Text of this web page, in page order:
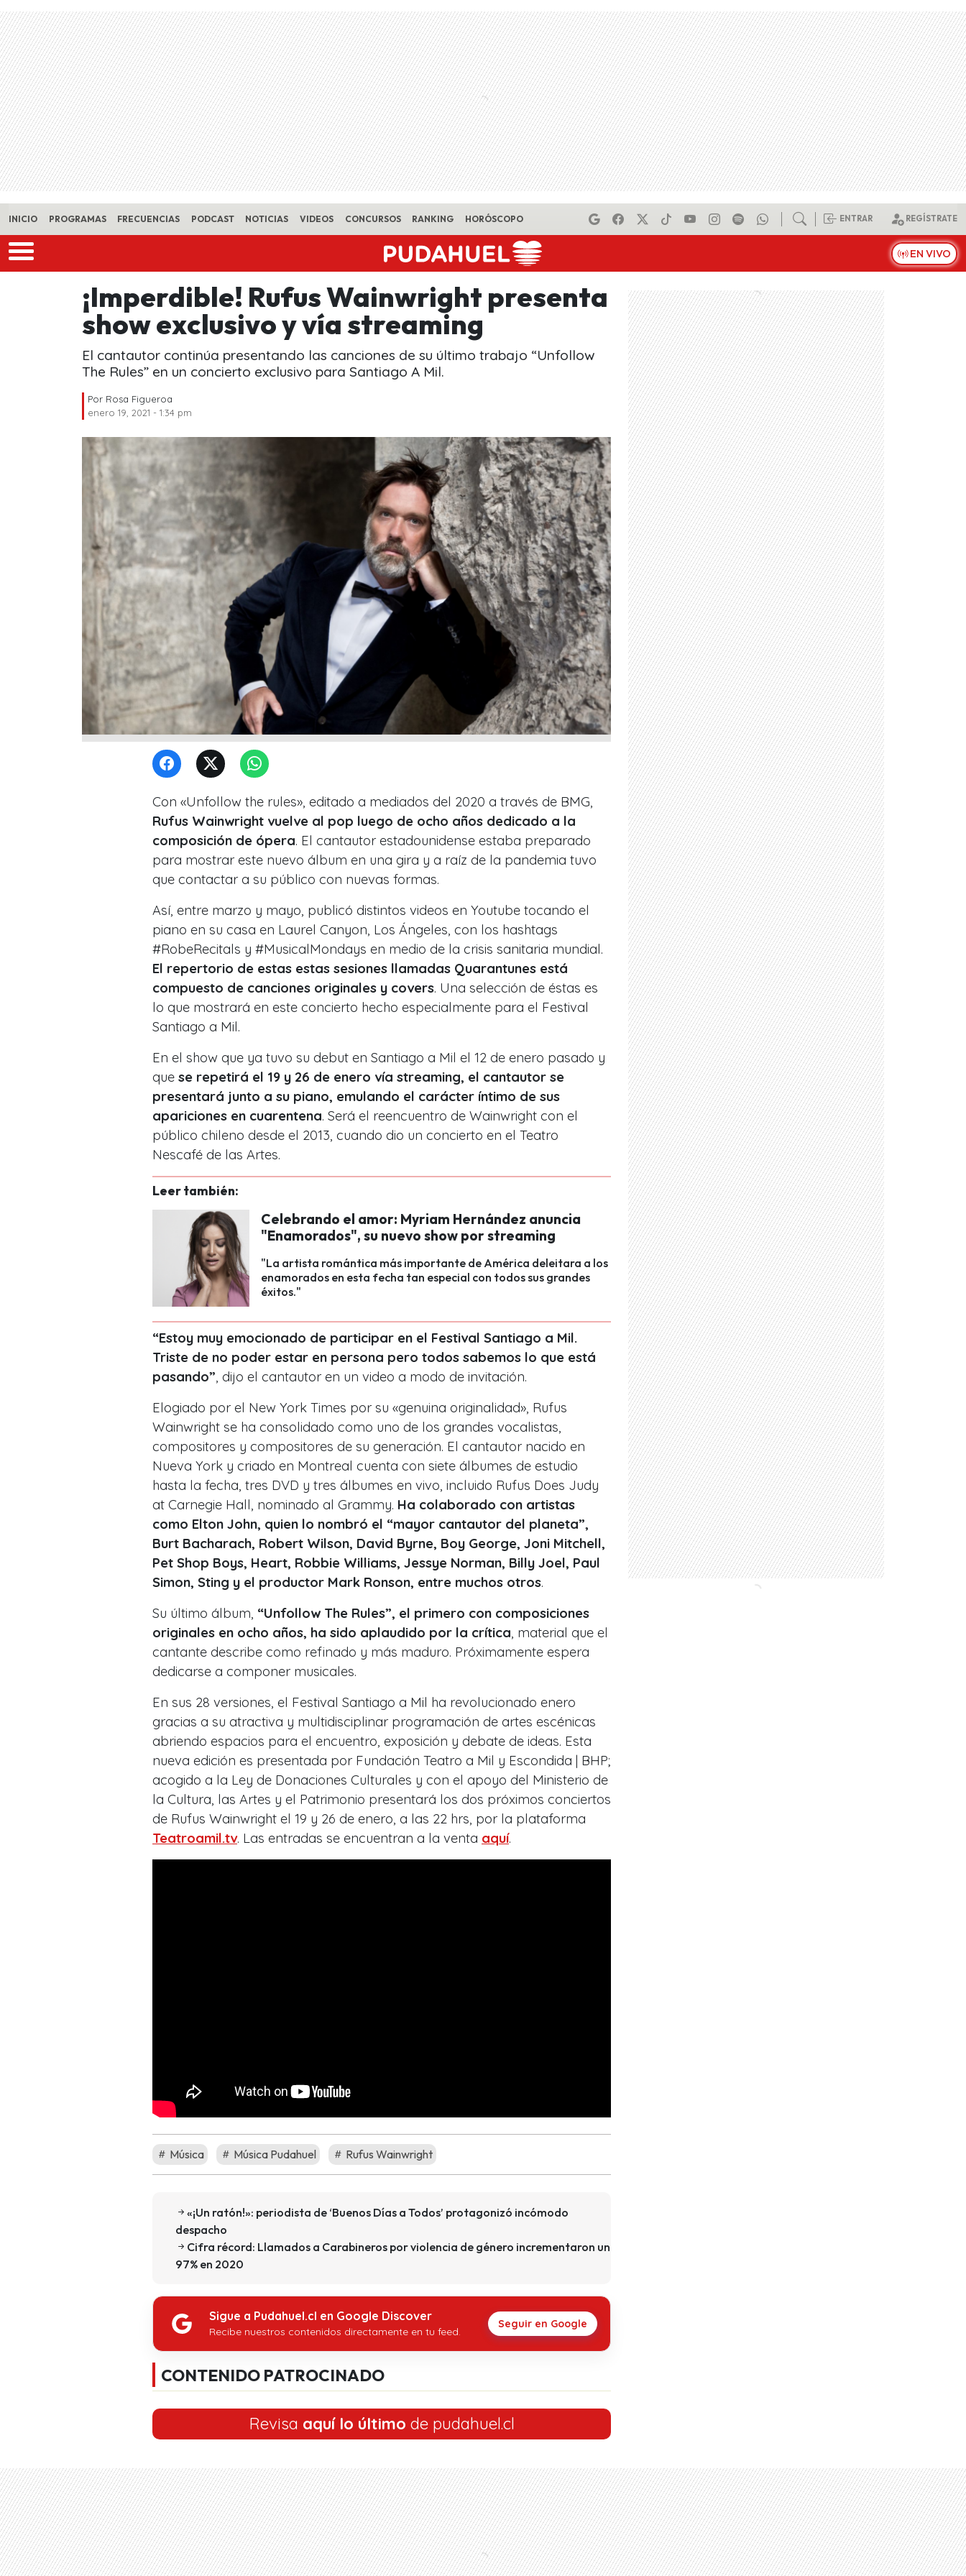
Skip to main content
INICIO PROGRAMAS FRECUENCIAS PODCAST NOTICIAS VIDEOS CONCURSOS RANKING HORÓSCOPO ENTRAR REGÍSTRATE
EN VIVO
¡Imperdible! Rufus Wainwright presenta
show exclusivo y vía streaming
El cantautor continúa presentando las canciones de su último trabajo “Unfollow
The Rules” en un concierto exclusivo para Santiago A Mil.
Por Rosa Figueroa
enero 19, 2021 - 1:34 pm
Con «Unfollow the rules», editado a mediados del 2020 a través de BMG,
Rufus Wainwright vuelve al pop luego de ocho años dedicado a la
composición de ópera. El cantautor estadounidense estaba preparado
para mostrar este nuevo álbum en una gira y a raíz de la pandemia tuvo
que contactar a su público con nuevas formas.
Así, entre marzo y mayo, publicó distintos videos en Youtube tocando el
piano en su casa en Laurel Canyon, Los Ángeles, con los hashtags
#RobeRecitals y #MusicalMondays en medio de la crisis sanitaria mundial.
El repertorio de estas estas sesiones llamadas Quarantunes está
compuesto de canciones originales y covers. Una selección de éstas es
lo que mostrará en este concierto hecho especialmente para el Festival
Santiago a Mil.
En el show que ya tuvo su debut en Santiago a Mil el 12 de enero pasado y
que se repetirá el 19 y 26 de enero vía streaming, el cantautor se
presentará junto a su piano, emulando el carácter íntimo de sus
apariciones en cuarentena. Será el reencuentro de Wainwright con el
público chileno desde el 2013, cuando dio un concierto en el Teatro
Nescafé de las Artes.
Leer también:
Celebrando el amor: Myriam Hernández anuncia
"Enamorados", su nuevo show por streaming
"La artista romántica más importante de América deleitara a los
enamorados en esta fecha tan especial con todos sus grandes
éxitos."
“Estoy muy emocionado de participar en el Festival Santiago a Mil.
Triste de no poder estar en persona pero todos sabemos lo que está
pasando” , dijo el cantautor en un video a modo de invitación.
Elogiado por el New York Times por su «genuina originalidad», Rufus
Wainwright se ha consolidado como uno de los grandes vocalistas,
compositores y compositores de su generación. El cantautor nacido en
Nueva York y criado en Montreal cuenta con siete álbumes de estudio
hasta la fecha, tres DVD y tres álbumes en vivo, incluido Rufus Does Judy
at Carnegie Hall, nominado al Grammy. Ha colaborado con artistas
como Elton John, quien lo nombró el “mayor cantautor del planeta”,
Burt Bacharach, Robert Wilson, David Byrne, Boy George, Joni Mitchell,
Pet Shop Boys, Heart, Robbie Williams, Jessye Norman, Billy Joel, Paul
Simon, Sting y el productor Mark Ronson, entre muchos otros.
Su último álbum, “Unfollow The Rules”, el primero con composiciones
originales en ocho años, ha sido aplaudido por la crítica , material que el
cantante describe como refinado y más maduro. Próximamente espera
dedicarse a componer musicales.
En sus 28 versiones, el Festival Santiago a Mil ha revolucionado enero
gracias a su atractiva y multidisciplinar programación de artes escénicas
abriendo espacios para el encuentro, exposición y debate de ideas. Esta
nueva edición es presentada por Fundación Teatro a Mil y Escondida | BHP;
acogido a la Ley de Donaciones Culturales y con el apoyo del Ministerio de
la Cultura, las Artes y el Patrimonio presentará los dos próximos conciertos
de Rufus Wainwright el 19 y 26 de enero, a las 22 hrs, por la plataforma
Teatroamil.tv. Las entradas se encuentran a la venta aquí.
Música Música Pudahuel Rufus Wainwright
«¡Un ratón!»: periodista de ‘Buenos Días a Todos’ protagonizó incómodo
despacho
Cifra récord: Llamados a Carabineros por violencia de género incrementaron un
97% en 2020
Sigue a Pudahuel.cl en Google Discover
Recibe nuestros contenidos directamente en tu feed.
Seguir en Google
CONTENIDO PATROCINADO
Revisa aquí lo último de pudahuel.cl